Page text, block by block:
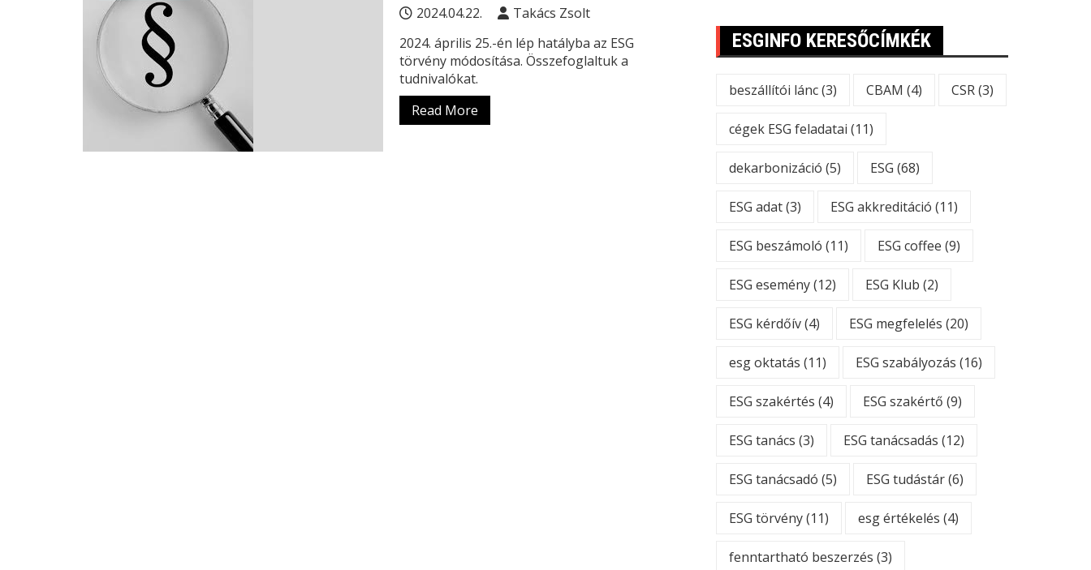
2024.04.22.
Takács Zsolt
2024. április 25.-én lép hatályba az ESG
törvény módosítása. Összefoglaltuk a
tudnivalókat.
Read More
ESGINFO KERESŐCÍMKÉK
beszállítói lánc(3) CBAM (4) CSR(3)
cégek ESG feladatai (11)
dekarbonizáció (5) ESG (68)
ESG adat(3) ESG akkreditáció (11)
ESG beszámoló (11) ESG coffee (9)
ESG esemény(12) ESG Klub (2)
ESG kérdőív(4) ESG megfelelés (20)
esg oktatás (11) ESG szabályozás (16)
ESG szakértés (4) ESG szakértő (9)
ESG tanács (3) ESG tanácsadás (12)
ESG tanácsadó (5) ESG tudástár(6)
ESG törvény(11) esg értékelés (4)
fenntartható beszerzés (3)